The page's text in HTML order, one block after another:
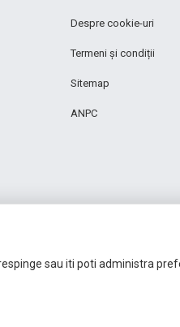
Despre cookie-uri
Termeni și condiții
Sitemap
ANPC
sau iti poti administra